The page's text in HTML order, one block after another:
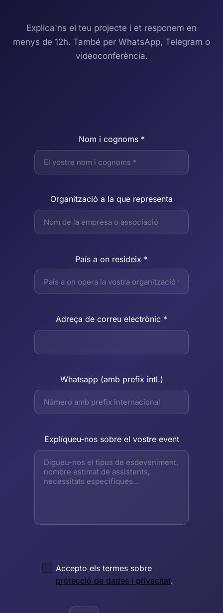
Explica'ns el teu projecte i et responem en
menys de 12h. També per WhatsApp, Telegram o
videoconferència.
Nom i cognoms *
Organització a la que representa
País a on resideix *
Adreça de correu electrònic *
Whatsapp (amb prefix intl.)
Explíqueu-nos sobre el vostre event
Accepto els termes sobre
protecció de dades i privacitat.